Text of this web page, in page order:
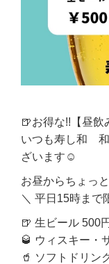
🍺お得な!!【昼飲
いつも寿し和 和
ざいます☺️
お昼からちょっ
＼ 平日15時まで
🍺 生ビール 500円
🥃 ウィスキー・
🥤 ソフトドリン